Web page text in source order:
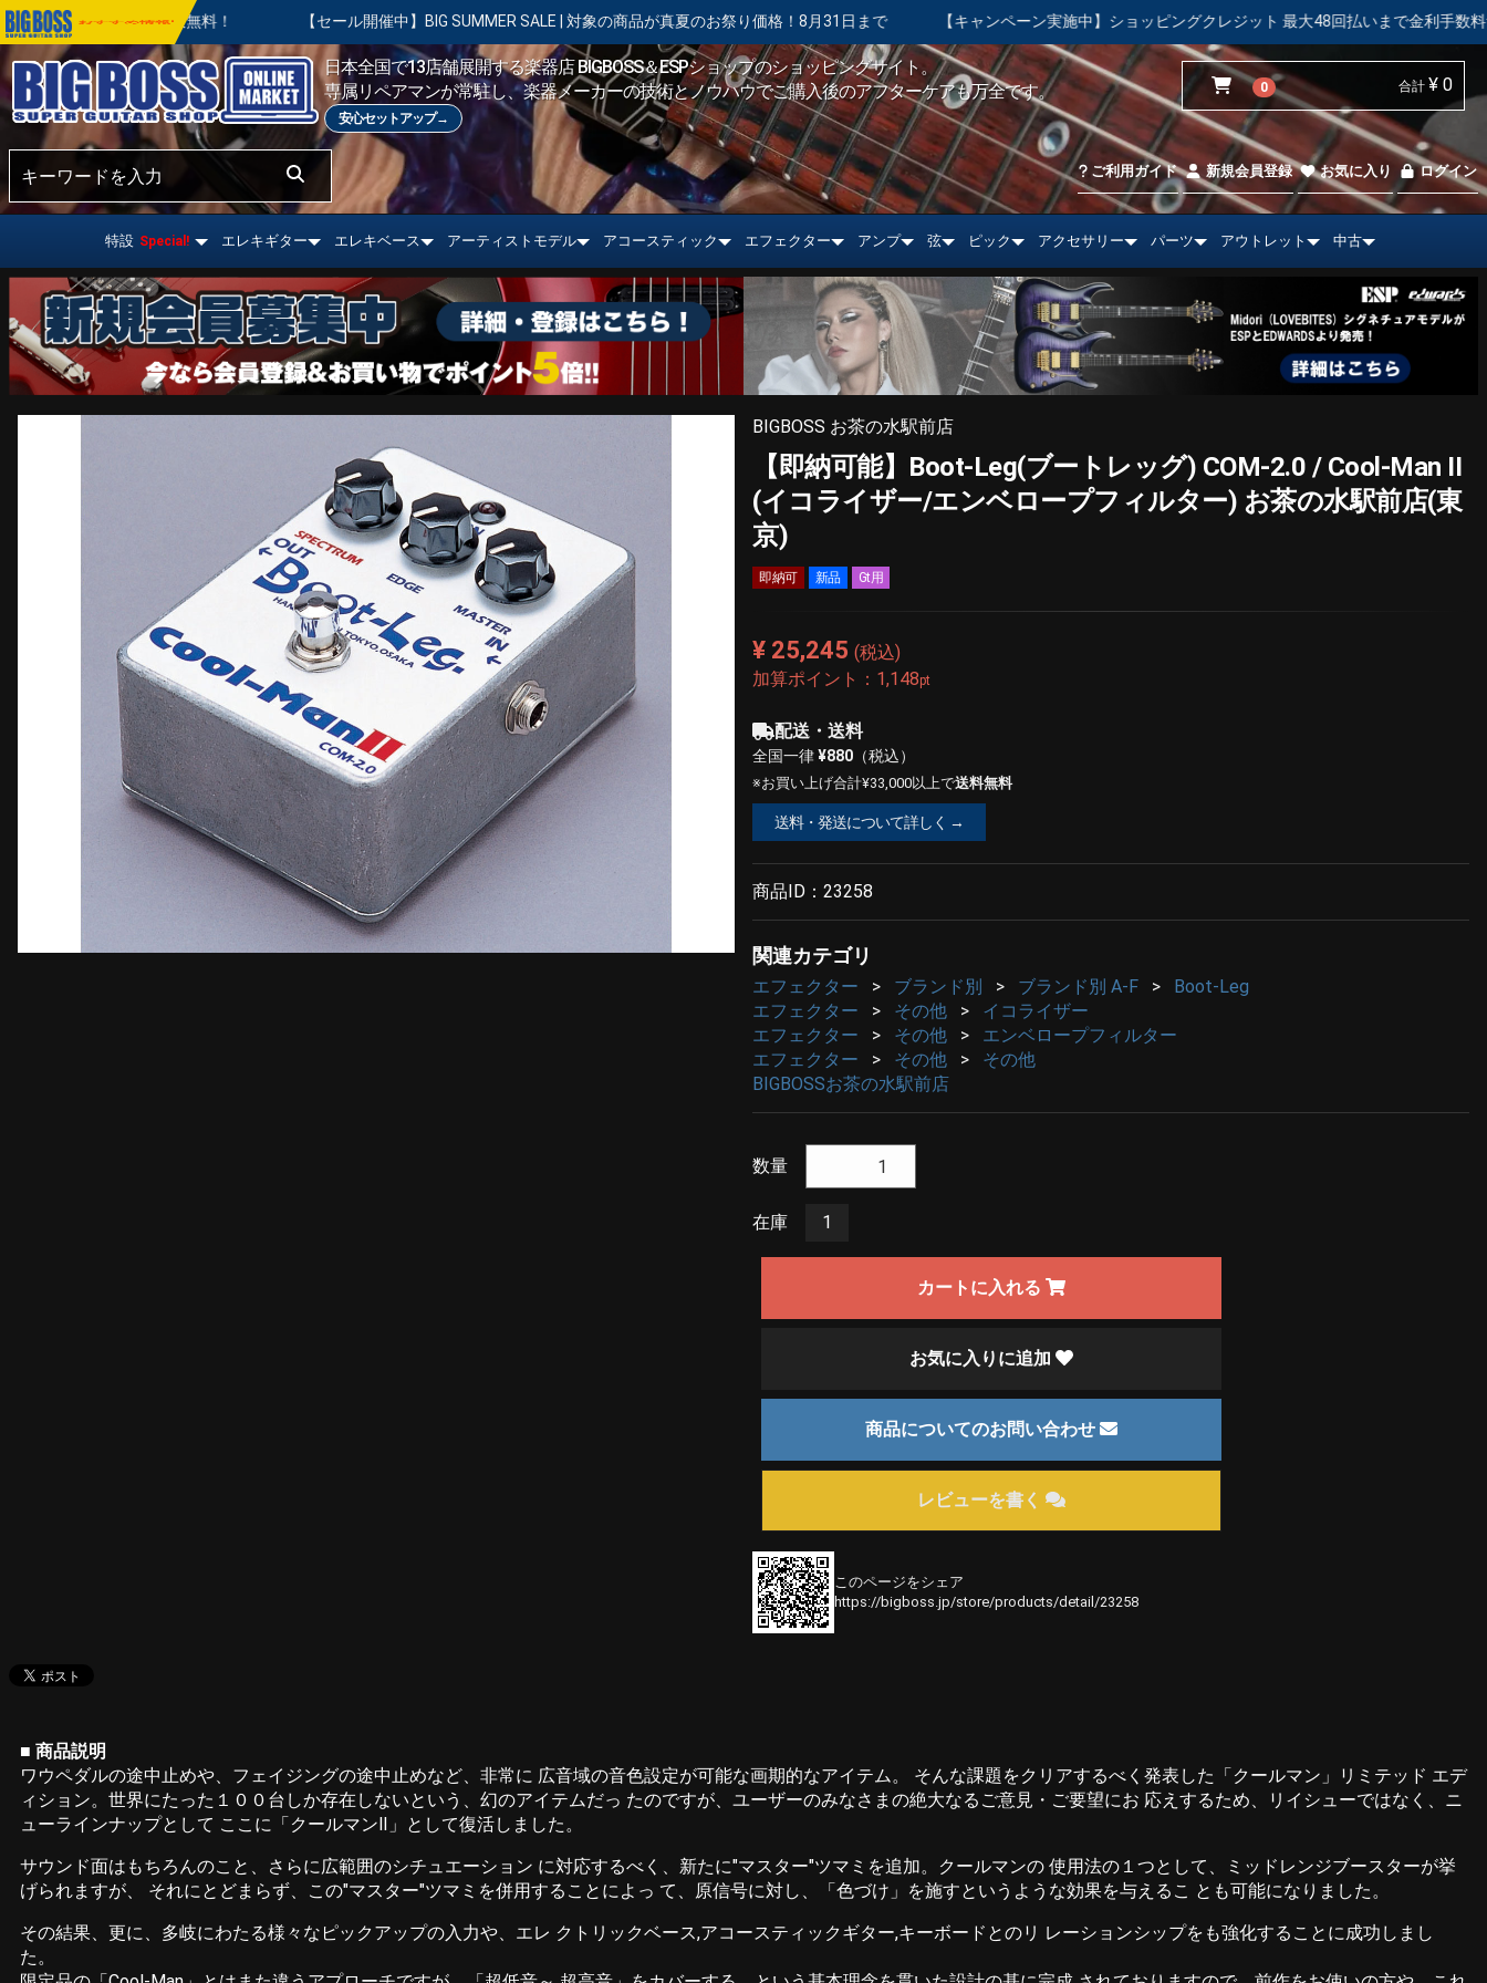
！ 【セール開催中】BIG SUMMER SALE | 対象の商品が真夏のお祭り価格！8月31日まで 【キャンペーン実施中】ショッピングクレジット 最大48回払いまで金利手数料無料！ 【中古市場】
おすすめ情報!
日本全国で13店舗展開する楽器店 BIGBOSS＆ESPショップのショッピングサイト。
専属リペアマンが常駐し、楽器メーカーの技術とノウハウでご購入後のアフターケアも万全です。
安心セットアップ→
0 合計 ¥ 0
ご利用ガイド 新規会員登録 お気に入り ログイン
特設 Special! エレキギター エレキベース アーティストモデル アコースティック エフェクター アンプ 弦 ピック アクセサリー パーツ アウトレット 中古
BIGBOSS お茶の水駅前店
【即納可能】Boot-Leg(ブートレッグ) COM-2.0 / Cool-Man II
(イコライザー/エンベロープフィルター) お茶の水駅前店(東
京)
即納可 新品 Gt用
¥ 25,245 (税込)
加算ポイント： 1,148pt
配送・送料
全国一律¥880 （税込）
※お買い上げ合計¥33,000以上で送料無料
送料・発送について詳しく →
商品ID： 23258
関連カテゴリ
エフェクター ブランド別 ブランド別 A-F
Boot-Leg
エフェクター
その他
イコライザー
エフェクター
その他
エンベロープフィルター
エフェクター
その他
その他
BIGBOSSお茶の水駅前店
数量
在庫 1
カートに入れる
お気に入りに追加
商品についてのお問い合わせ
レビューを書く
このページをシェア
https://bigboss.jp/store/products/detail/23258
■ 商品説明
ワウペダルの途中止めや、フェイジングの途中止めなど、非常に 広音域の音色設定が可能な画期的なアイテム。 そんな課題をクリアするべく発表した「クールマン」リミテッド エデ
ィション。世界にたった１００台しか存在しないという、幻のアイテムだっ たのですが、ユーザーのみなさまの絶大なるご意見・ご要望にお 応えするため、リイシューではなく、ニ
ューラインナップとして ここに「クールマンⅡ」として復活しました。
サウンド面はもちろんのこと、さらに広範囲のシチュエーション に対応するべく、新たに"マスター"ツマミを追加。クールマンの 使用法の１つとして、ミッドレンジブースターが挙
げられますが、 それにとどまらず、この"マスター"ツマミを併用することによっ て、原信号に対し、「色づけ」を施すというような効果を与えるこ とも可能になりました。
その結果、更に、多岐にわたる様々なピックアップの入力や、エレ クトリックベース,アコースティックギター,キーボードとのリ レーションシップをも強化することに成功しまし
た。